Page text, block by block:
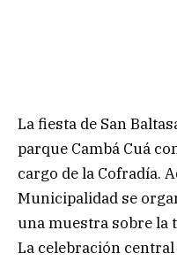
La fiesta de San
parque Cambá Cuá
cargo de la Cofradía.
Municipalidad se
una muestra sobre la
La celebración